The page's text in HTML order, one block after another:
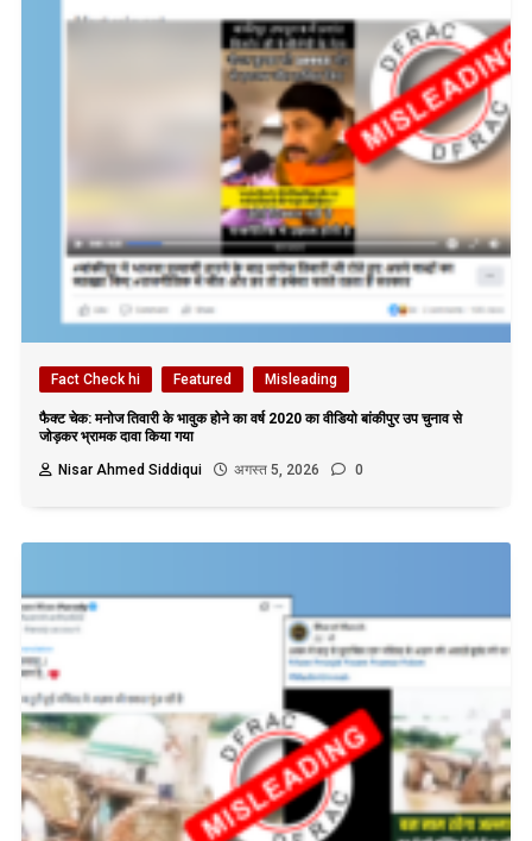
Fact Check hi Featured Misleading
फैक्ट चेक: मनोज तिवारी के भावुक होने का वर्ष 2020 का वीडियो बांकीपुर उप चुनाव से
जोड़कर भ्रामक दावा किया गया
Nisar Ahmed Siddiqui
अगस्त 5, 2026 0